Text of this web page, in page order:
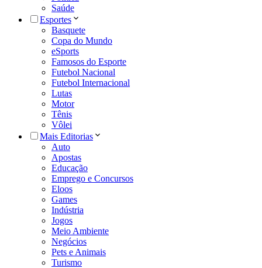
Saúde
Esportes
Basquete
Copa do Mundo
eSports
Famosos do Esporte
Futebol Nacional
Futebol Internacional
Lutas
Motor
Tênis
Vôlei
Mais Editorias
Auto
Apostas
Educação
Emprego e Concursos
Eloos
Games
Indústria
Jogos
Meio Ambiente
Negócios
Pets e Animais
Turismo